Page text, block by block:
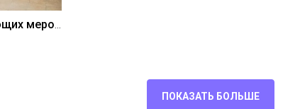
ПОКАЗАТЬ БОЛЬШЕ